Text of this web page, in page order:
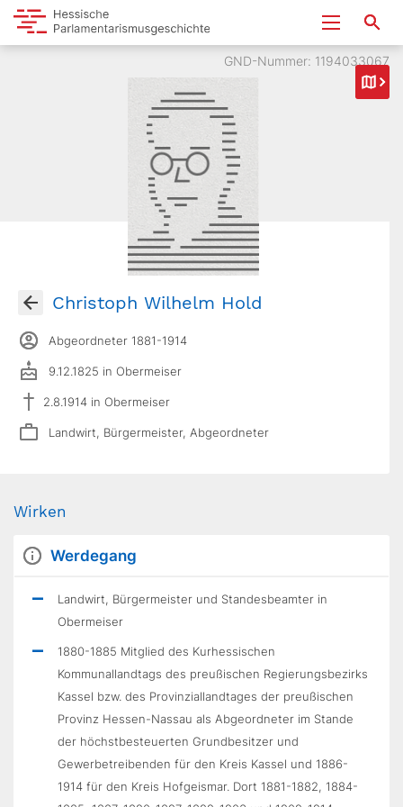
GND-Nummer: 1194033067
Christoph Wilhelm Hold
Abgeordneter 1881-1914
9.12.1825 in Obermeiser
2.8.1914 in Obermeiser
Landwirt, Bürgermeister, Abgeordneter
Wirken
Werdegang
Landwirt, Bürgermeister und Standesbeamter in
Obermeiser
1880-1885 Mitglied des Kurhessischen
Kommunallandtags des preußischen Regierungsbezirks
Kassel bzw. des Provinziallandtages der preußischen
Provinz Hessen-Nassau als Abgeordneter im Stande
der höchstbesteuerten Grundbesitzer und
Gewerbetreibenden für den Kreis Kassel und 1886-
1914 für den Kreis Hofgeismar. Dort 1881-1882, 1884-